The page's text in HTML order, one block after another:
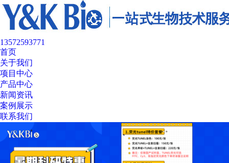
13572593771
首页
关于我们
项目中心
产品中心
新闻资讯
案例展示
联系我们